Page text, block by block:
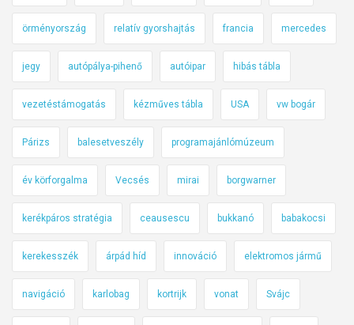
örményország relatív gyorshajtás francia mercedes
jegy autópálya-pihenő autóipar hibás tábla
vezetéstámogatás kézműves tábla USA vw bogár
Párizs balesetveszély programajánlómúzeum
év körforgalma Vecsés mirai borgwarner
kerékpáros stratégia ceausescu bukkanó babakocsi
kerekesszék árpád híd innováció elektromos jármű
navigáció karlobag kortrijk vonat Svájc